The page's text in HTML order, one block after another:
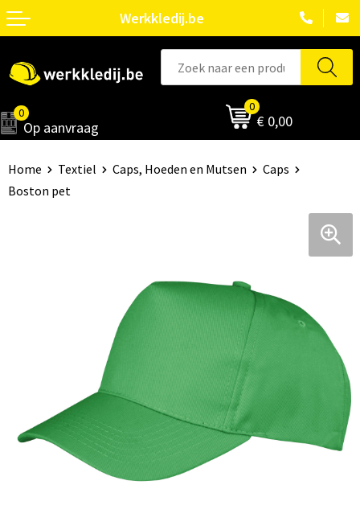
Werkkledij.be
0
Op aanvraag
0
€ 0,00
Home Textiel Caps, Hoeden en Mutsen
Caps
Boston pet